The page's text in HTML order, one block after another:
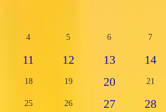
4 5 6 7
11 12 13 14
18 19 20 21
25 26 27 28